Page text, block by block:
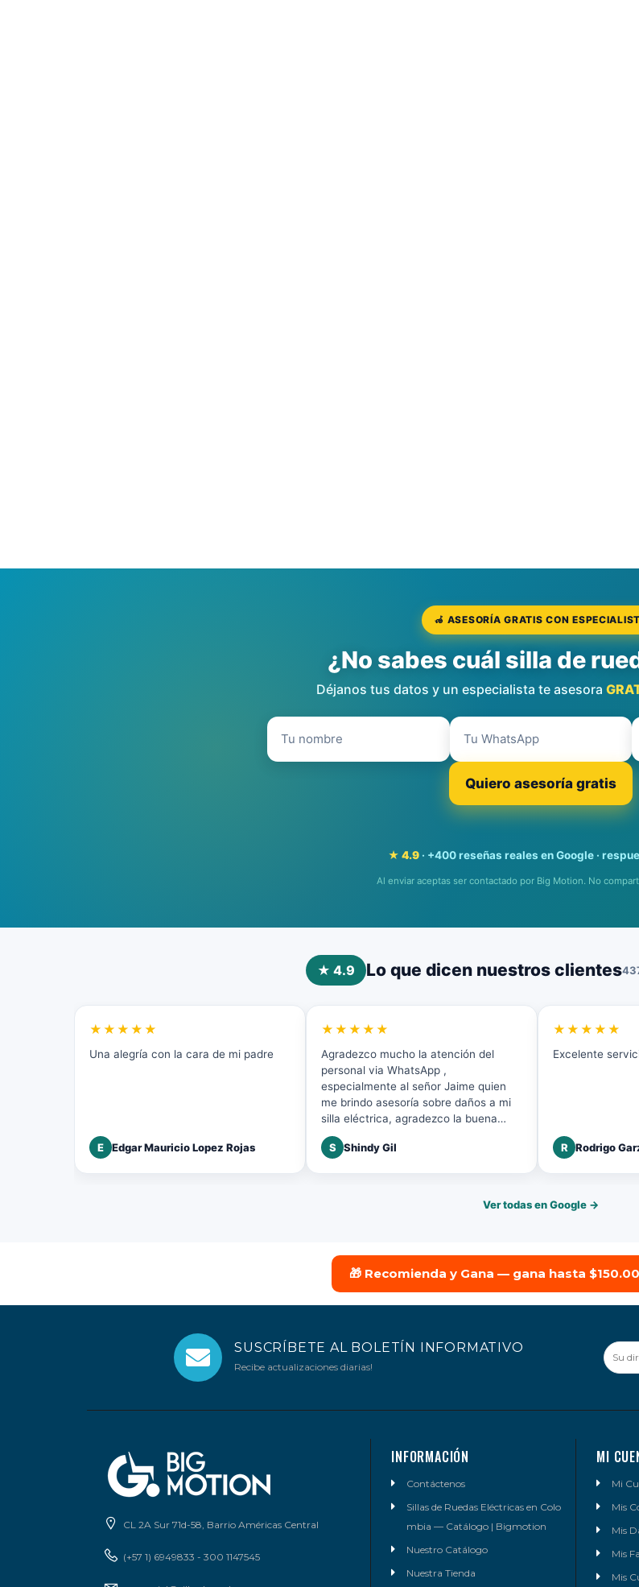
🦽 ASESORÍA GRATIS CON
¿No sabes cuál silla de
Déjanos tus datos y un especialista te asesora
Quiero asesoría gratis
★ 4.9· +400 reseñas reales en Google ·
Al enviar aceptas ser contactado por Big Motion. No
★ 4.9 Lo que dicen nuestros clientes
★★★★★
Una alegría con la cara de mi padre
E Edgar Mauricio Lopez Rojas
★★★★★
Agradezco mucho la atención del
personal via WhatsApp ,
especialmente al señor Jaime quien
me brindo asesoría sobre daños a mi
silla eléctrica, agradezco la buena
atención y disposición a mi solicitud.
S
Shindy Gil
★★★★★
Excelente
R Rodrigo
Ver todas en Google →
🎁 Recomienda y Gana — gana hasta
SUSCRÍBETE AL BOLETÍN INFORMATIVO
Recibe actualizaciones diarias!
CL 2A Sur 71d-58, Barrio Américas Central
(+57 1) 6949833 - 300 1147545
INFORMACIÓN
Contáctenos
Sillas de Ruedas Eléctricas en Colo
mbia — Catálogo | Bigmotion
Nuestro Catálogo
Nuestra Tienda
MI
Mi
Mis
Mis
Mis
Mis